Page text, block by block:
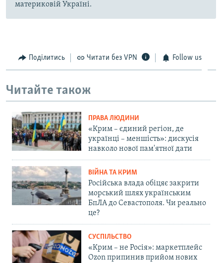
материковій Україні.
Поділитись Читати без VPN Follow us
Читайте також
ПРАВА ЛЮДИНИ
«Крим – єдиний регіон, де
українці – меншість»: дискусія
навколо нової пам'ятної дати
ВІЙНА ТА КРИМ
Російська влада обіцяє закрити
морський шлях українським
БпЛА до Севастополя. Чи реально
це?
СУСПІЛЬСТВО
«Крим – не Росія»: маркетплейс
Ozon припинив прийом нових